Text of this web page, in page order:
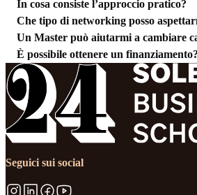
In cosa consiste l’approccio pratico?
Che tipo di networking posso
Un Master può aiutarmi a cambiare
È possibile ottenere un finanziamento?
Seguici sui social